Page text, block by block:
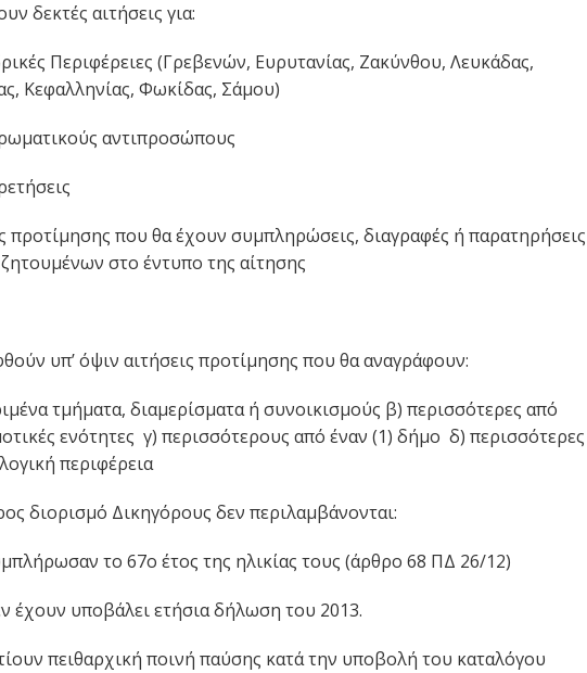
δεκτές αιτήσεις για:
Περιφέρειες (Γρεβενών, Ευρυτανίας, Ζακύνθου, Λευκάδας,
Κεφαλληνίας, Φωκίδας, Σάμου)
αντιπροσώπους
προτίμησης που θα έχουν συμπληρώσεις, διαγραφές ή παρατηρήσεις
στο έντυπο της αίτησης
υπ’ όψιν αιτήσεις προτίμησης που θα αναγράφουν:
τμήματα, διαμερίσματα ή συνοικισμούς β) περισσότερες από
ενότητες γ) περισσότερους από έναν (1) δήμο δ) περισσότερες
περιφέρεια
διορισμό Δικηγόρους δεν περιλαμβάνονται:
το 67ο έτος της ηλικίας τους (άρθρο 68 ΠΔ 26/12)
έχουν υποβάλει ετήσια δήλωση του 2013.
πειθαρχική ποινή παύσης κατά την υποβολή του καταλόγου